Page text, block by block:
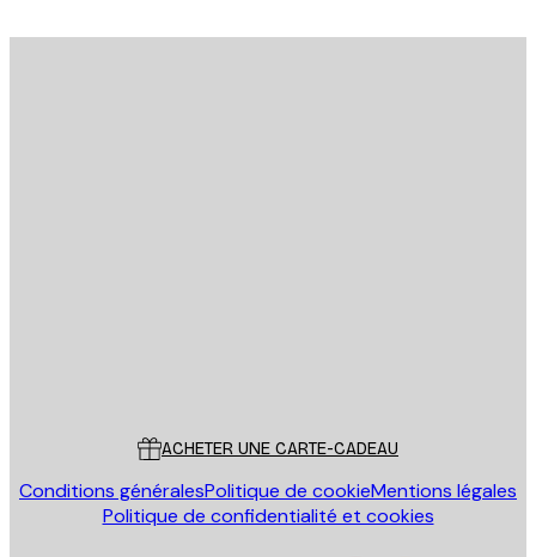
S'INSCRIRE
ACHETER UNE CARTE-CADEAU
Conditions généralesPolitique de cookieMentions légales
Politique de confidentialité et cookies